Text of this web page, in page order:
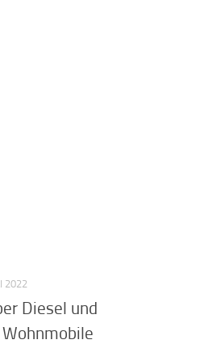
2022
Diesel und